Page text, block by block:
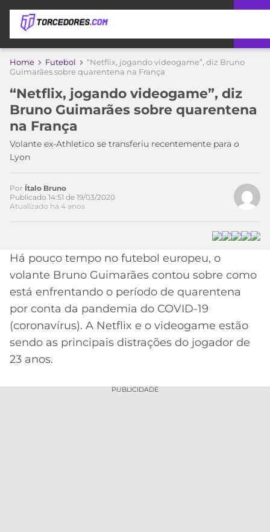
APOSTAS
DE
APOSTA
MELHORES
DE
APOSTAS
2026
BETBOOM
CÓDIGO
DE
INDICAÇÃO
BET365
CÓDIGO
COPA
DO
MUNDO
TIMES
MEU
TIME
PALMEIRAS
CORINTHIANS
SÃO
PAULO
CAMPEONATOS
SÉRIE
LIBERTADORES
COPA
DO
BRASIL
ESPORTIVA
MERCADO
BOLA
PALPITES
Home Futebol
“Netflix, jogando videogame”, diz Bruno
Guimarães sobre quarentena na França
“Netflix, jogando videogame”, diz
Bruno Guimarães sobre quarentena
na França
Volante ex-Athletico se transferiu recentemente para o
Lyon
Por Ítalo Bruno
Publicado 14:51 de 19/03/2020
Atualizado há 4 anos
Há pouco tempo no futebol europeu, o
volante Bruno Guimarães contou sobre como
está enfrentando o período de quarentena
por conta da pandemia do COVID-19
(coronavírus). A Netflix e o videogame estão
sendo as principais distrações do jogador de
23 anos.
PUBLICIDADE